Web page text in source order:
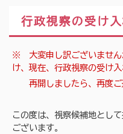
行政視察の受け
※ 大変申し訳ございません
け、現在、行政視察の受け
再開しましたら、再度ご
この度は、視察候補地とし
ございます。